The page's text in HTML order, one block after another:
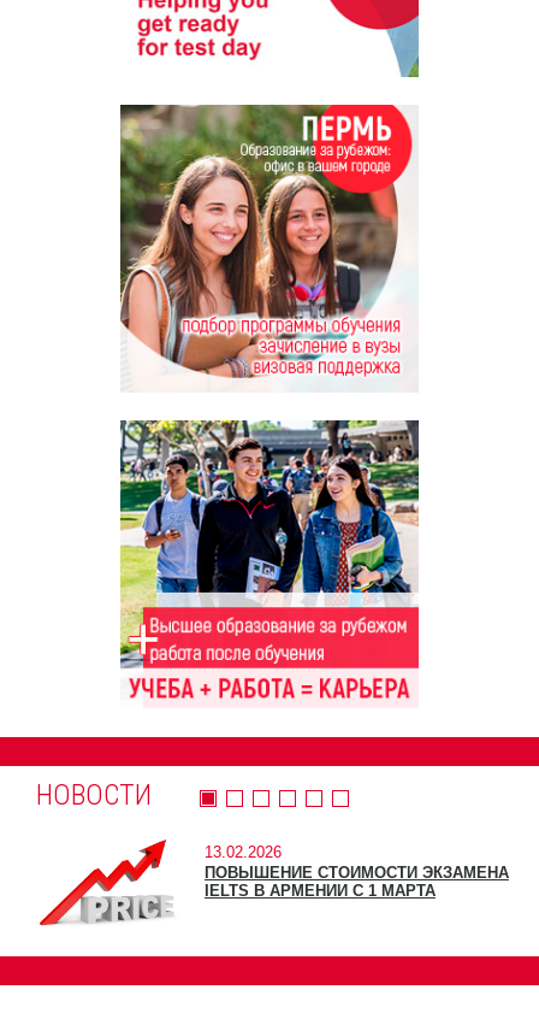
НОВОСТИ
13.02.2026
ПОВЫШЕНИЕ СТОИМОСТИ ЭКЗАМЕНА
IELTS В АРМЕНИИ С 1 МАРТА